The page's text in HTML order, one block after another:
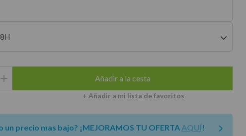
Añadir a la cesta
+ Añadir a mi lista de favoritos
un precio mas bajo? ¡MEJORAMOS TU OFERTA AQUÍ!